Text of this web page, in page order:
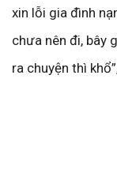
xin lỗi gia đình
chưa nên đi, bây
ra chuyện thì